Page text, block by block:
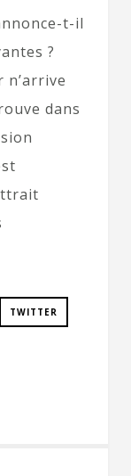
t-il
?
dans
TWITTER